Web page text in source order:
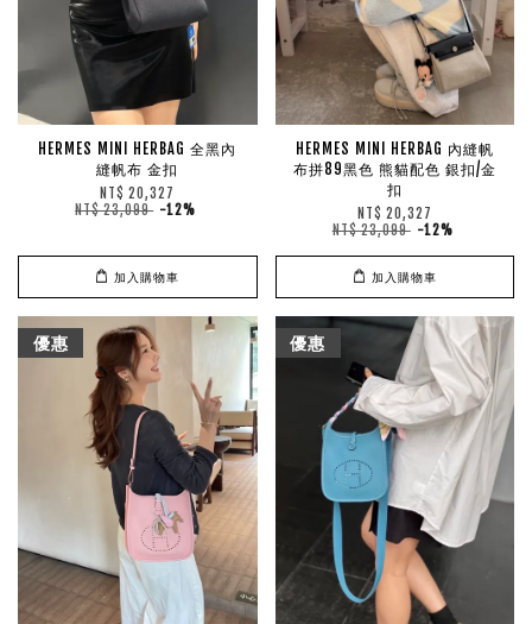
HERMES MINI HERBAG 全黑內
縫帆布 金扣
NT$ 20,327
NT$ 23,099 -12%
加入購物車
HERMES MINI HERBAG 內縫帆
布拼89黑色 熊貓配色 銀扣/金
扣
NT$ 20,327
NT$ 23,099 -12%
加入購物車
優惠 優惠